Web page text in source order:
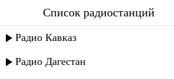
гульнара гаджиева - джамиля
Список радиостанций
Радио Кавказ
Радио Дагестан